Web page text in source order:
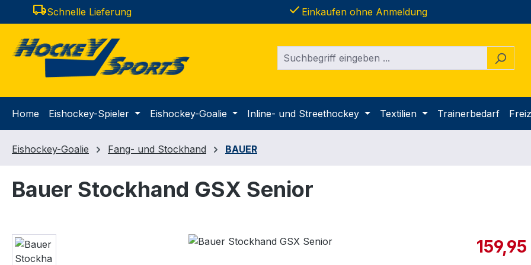
Hauptinhalt springen
Zur Suche springen
Zur Hauptnavigation springen
local_shippingSchnelle Lieferung done Einkaufen ohne Anmeldung
Home Eishockey-Spieler Eishockey-Goalie Inline- und Streethockey Textilien Trainerbedarf
Eishockey-Goalie Fang- und Stockhand BAUER
Bauer Stockhand GSX Senior
Bildergalerie überspringen